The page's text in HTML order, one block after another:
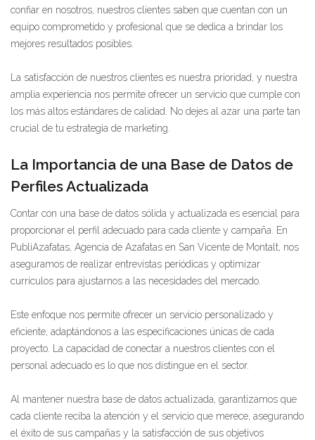
confiar en nosotros, nuestros clientes saben que cuentan con un
equipo comprometido y profesional que se dedica a brindar los
mejores resultados posibles.
La satisfacción de nuestros clientes es nuestra prioridad, y nuestra
amplia experiencia nos permite ofrecer un servicio que cumple con
los más altos estándares de calidad. No dejes al azar una parte tan
crucial de tu estrategia de marketing.
La Importancia de una Base de Datos de
Perfiles Actualizada
Contar con una base de datos sólida y actualizada es esencial para
proporcionar el perfil adecuado para cada cliente y campaña. En
PubliAzafatas, Agencia de Azafatas en San Vicente de Montalt, nos
aseguramos de realizar entrevistas periódicas y optimizar
currículos para ajustarnos a las necesidades del mercado.
Este enfoque nos permite ofrecer un servicio personalizado y
eficiente, adaptándonos a las especificaciones únicas de cada
proyecto. La capacidad de conectar a nuestros clientes con el
personal adecuado es lo que nos distingue en el sector.
Al mantener nuestra base de datos actualizada, garantizamos que
cada cliente reciba la atención y el servicio que merece, asegurando
el éxito de sus campañas y la satisfacción de sus objetivos